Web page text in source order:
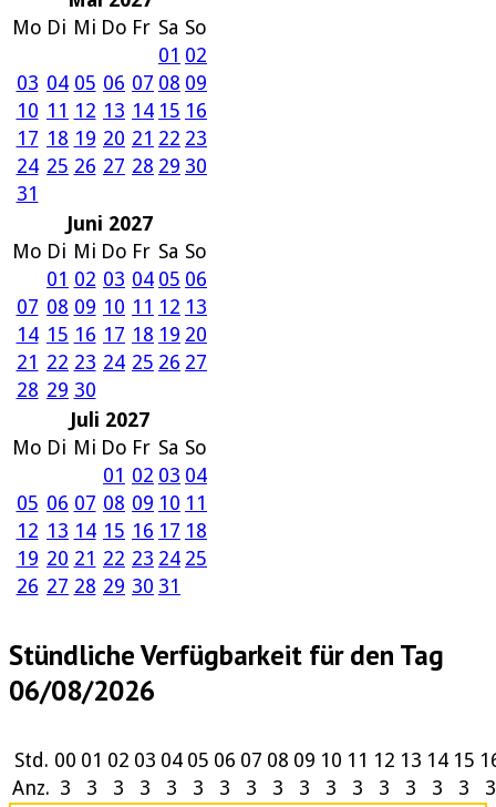
Mo Di Mi Do Fr Sa So
01 02
03 04 05 06 07 08 09
10 11 12 13 14 15 16
17 18 19 20 21 22 23
24 25 26 27 28 29 30
31
Juni 2027
Mo Di Mi Do Fr Sa So
01 02 03 04 05 06
07 08 09 10 11 12 13
14 15 16 17 18 19 20
21 22 23 24 25 26 27
28 29 30
Juli 2027
Mo Di Mi Do Fr Sa So
01 02 03 04
05 06 07 08 09 10 11
12 13 14 15 16 17 18
19 20 21 22 23 24 25
26 27 28 29 30 31
Stündliche Verfügbarkeit für den Tag
06/08/2026
Std. 00 01 02 03 04 05 06 07 08 09 10 11 12 13 14 15
Anz. 3 3 3 3 3 3 3 3 3 3 3 3 3 3 3 3 3